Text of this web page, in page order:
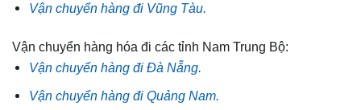
Vận chuyển hàng đi Vũng Tàu.
Vận chuyển hàng hóa đi các tỉnh Nam Trung Bộ:
Vận chuyển hàng đi Đà Nẵng.
Vận chuyển hàng đi Quảng Nam.